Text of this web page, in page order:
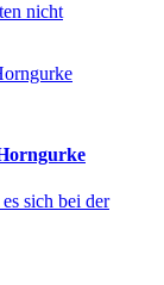
nicht
sich bei der